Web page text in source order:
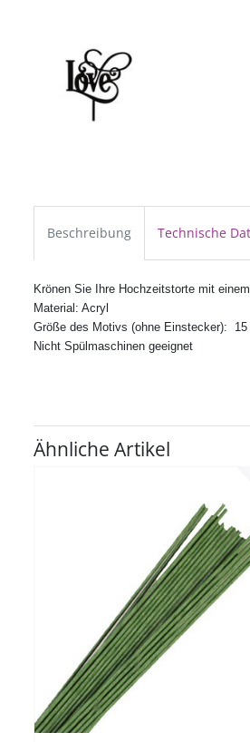
Beschreibung Technische
Krönen Sie Ihre Hochzeitstorte mit
Material: Acryl
Größe des Motivs (ohne Einstecker): 15
Nicht Spülmaschinen geeignet
Ähnliche Artikel